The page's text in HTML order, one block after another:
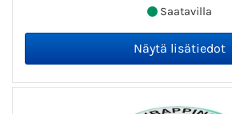
Saatavilla